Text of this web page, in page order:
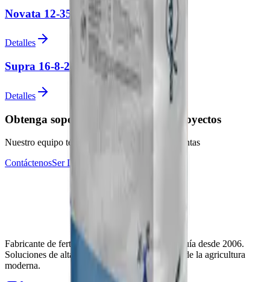
Novata 12-35-10
Detalles
Supra 16-8-24+TE
Detalles
Obtenga soporte experto para sus proyectos
Nuestro equipo técnico está listo para sus preguntas
ContáctenosSer Distribuidor
Fabricante de fertilizantes de confianza en Turquía desde 2006.
Soluciones de alta calidad para las necesidades de la agricultura
moderna.